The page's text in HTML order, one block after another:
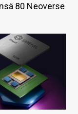
80 Neoverse